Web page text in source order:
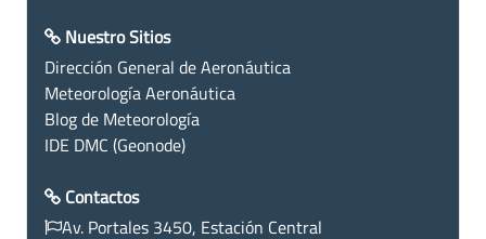
Nuestro Sitios
Dirección General de Aeronáutica
Meteorología Aeronáutica
Blog de Meteorología
IDE DMC (Geonode)
Contactos
Av. Portales 3450, Estación Central